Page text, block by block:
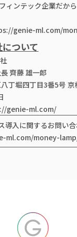
ィンテック企業だか
genie-ml.com/
ついて
齊藤 雄一郎
丁堀四丁目3番5号 京
genie-ml.com/
導入に関するお問い
ml.com/money-